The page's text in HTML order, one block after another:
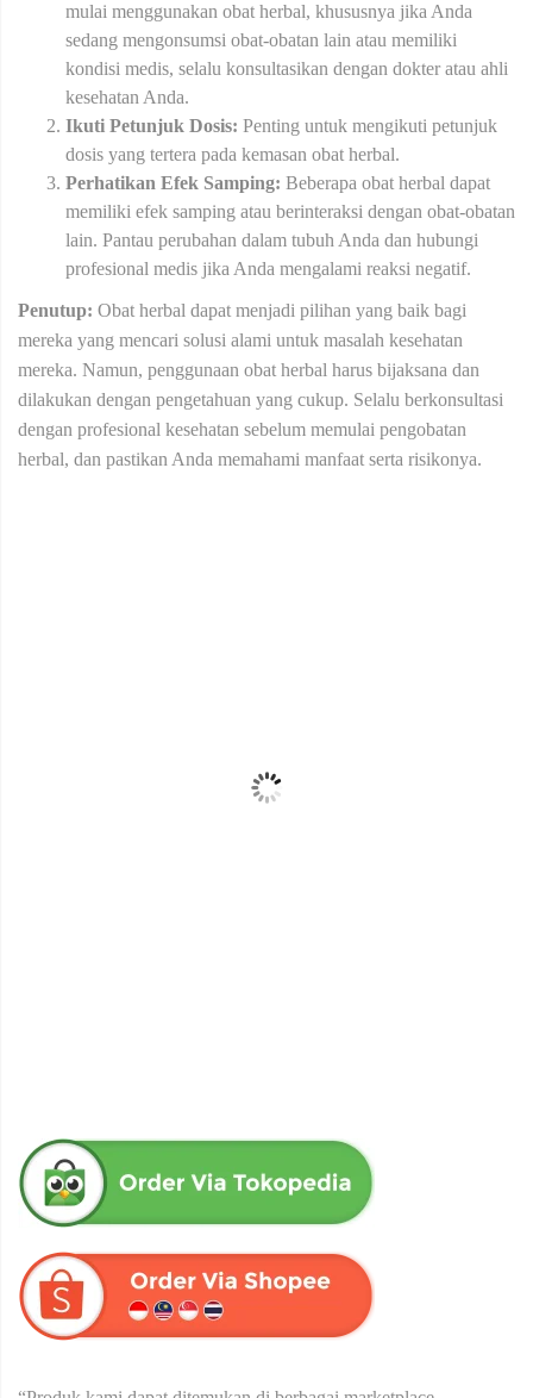
mulai menggunakan obat herbal, khususnya jika Anda
sedang mengonsumsi obat-obatan lain atau memiliki
kondisi medis, selalu konsultasikan dengan dokter atau ahli
kesehatan Anda.
Ikuti Petunjuk Dosis: Penting untuk mengikuti petunjuk
dosis yang tertera pada kemasan obat herbal.
Perhatikan Efek Samping: Beberapa obat herbal dapat
memiliki efek samping atau berinteraksi dengan obat-obatan
lain. Pantau perubahan dalam tubuh Anda dan hubungi
profesional medis jika Anda mengalami reaksi negatif.
Penutup: Obat herbal dapat menjadi pilihan yang baik bagi
mereka yang mencari solusi alami untuk masalah kesehatan
mereka. Namun, penggunaan obat herbal harus bijaksana dan
dilakukan dengan pengetahuan yang cukup. Selalu berkonsultasi
dengan profesional kesehatan sebelum memulai pengobatan
herbal, dan pastikan Anda memahami manfaat serta risikonya.